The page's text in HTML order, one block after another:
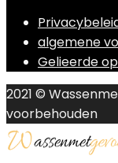
algemene
Gelieerde
2021 ©
voorbehouden